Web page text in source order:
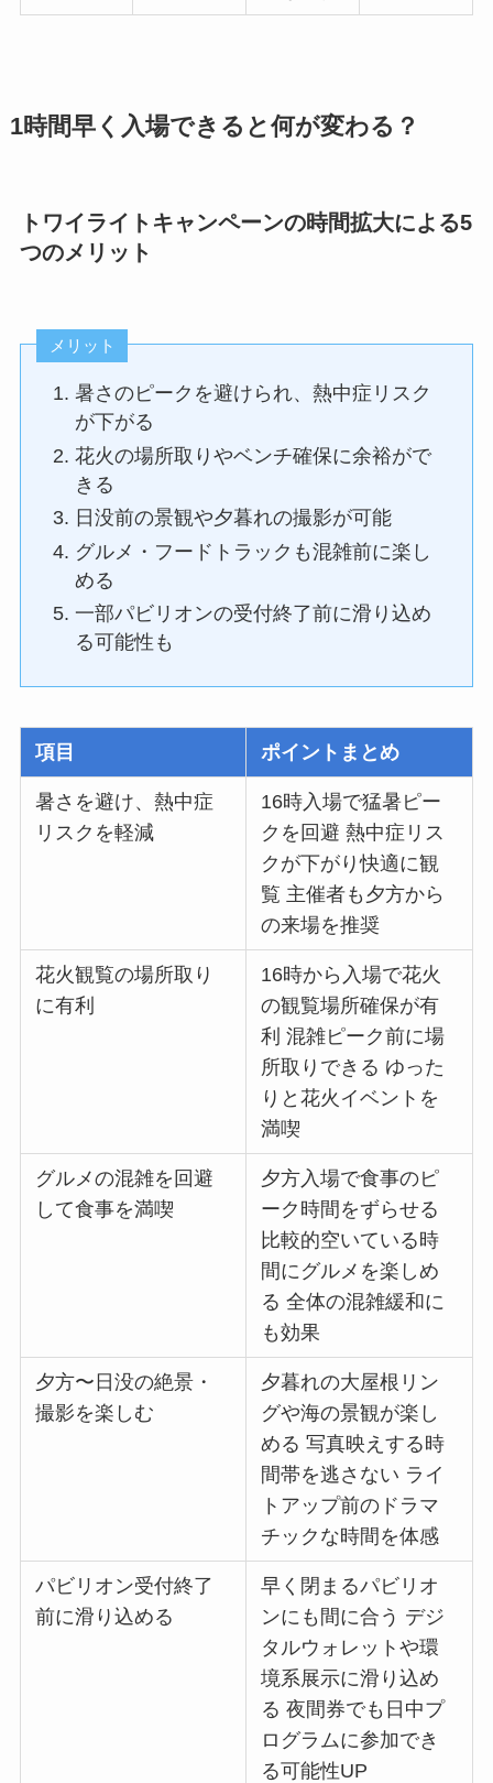
1時間早く入場できると何が変わる？
トワイライトキャンペーンの時間拡大による5
つのメリット
メリット
暑さのピークを避けられ、熱中症リスク
が下がる
花火の場所取りやベンチ確保に余裕がで
きる
日没前の景観や夕暮れの撮影が可能
グルメ・フードトラックも混雑前に楽し
める
一部パビリオンの受付終了前に滑り込め
る可能性も
項目 ポイントまとめ
暑さを避け、熱中症
リスクを軽減
16時入場で猛暑ピー
クを回避 熱中症リス
クが下がり快適に観
覧 主催者も夕方から
の来場を推奨
花火観覧の場所取り
に有利
16時から入場で花火
の観覧場所確保が有
利 混雑ピーク前に場
所取りできる ゆった
りと花火イベントを
満喫
グルメの混雑を回避
して食事を満喫
夕方入場で食事のピ
ーク時間をずらせる
比較的空いている時
間にグルメを楽しめ
る 全体の混雑緩和に
も効果
夕方〜日没の絶景・
撮影を楽しむ
夕暮れの大屋根リン
グや海の景観が楽し
める 写真映えする時
間帯を逃さない ライ
トアップ前のドラマ
チックな時間を体感
パビリオン受付終了
前に滑り込める
早く閉まるパビリオ
ンにも間に合う デジ
タルウォレットや環
境系展示に滑り込め
る 夜間券でも日中プ
ログラムに参加でき
る可能性UP